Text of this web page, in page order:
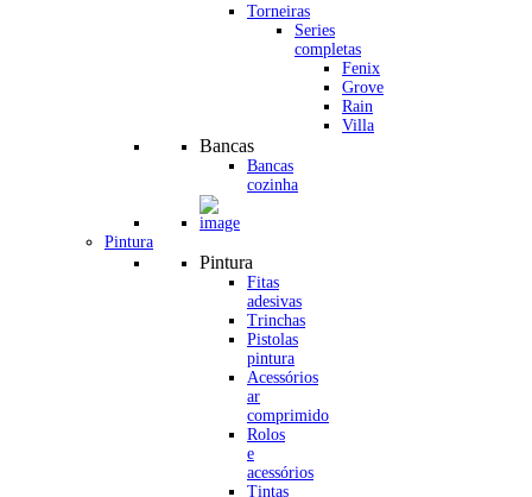
Torneiras
Series
completas
Fenix
Grove
Rain
Villa
Bancas
Bancas
cozinha
Pintura
Pintura
Fitas
adesivas
Trinchas
Pistolas
pintura
Acessórios
ar
comprimido
Rolos
e
acessórios
Tintas